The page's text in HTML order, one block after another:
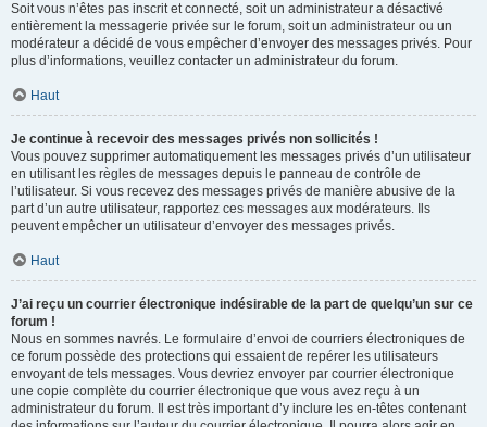
Soit vous n’êtes pas inscrit et connecté, soit un administrateur a désactivé
entièrement la messagerie privée sur le forum, soit un administrateur ou un
modérateur a décidé de vous empêcher d’envoyer des messages privés. Pour
plus d’informations, veuillez contacter un administrateur du forum.
Haut
Je continue à recevoir des messages privés non sollicités !
Vous pouvez supprimer automatiquement les messages privés d’un utilisateur
en utilisant les règles de messages depuis le panneau de contrôle de
l’utilisateur. Si vous recevez des messages privés de manière abusive de la
part d’un autre utilisateur, rapportez ces messages aux modérateurs. Ils
peuvent empêcher un utilisateur d’envoyer des messages privés.
Haut
J’ai reçu un courrier électronique indésirable de la part de quelqu’un sur ce
forum !
Nous en sommes navrés. Le formulaire d’envoi de courriers électroniques de
ce forum possède des protections qui essaient de repérer les utilisateurs
envoyant de tels messages. Vous devriez envoyer par courrier électronique
une copie complète du courrier électronique que vous avez reçu à un
administrateur du forum. Il est très important d’y inclure les en-têtes contenant